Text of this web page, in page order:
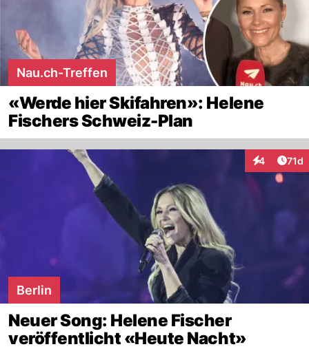
Nau.ch-Treffen
«Werde hier Skifahren»: Helene
Fischers Schweiz-Plan
4 71d
Berlin
Neuer Song: Helene Fischer
veröffentlicht «Heute Nacht»